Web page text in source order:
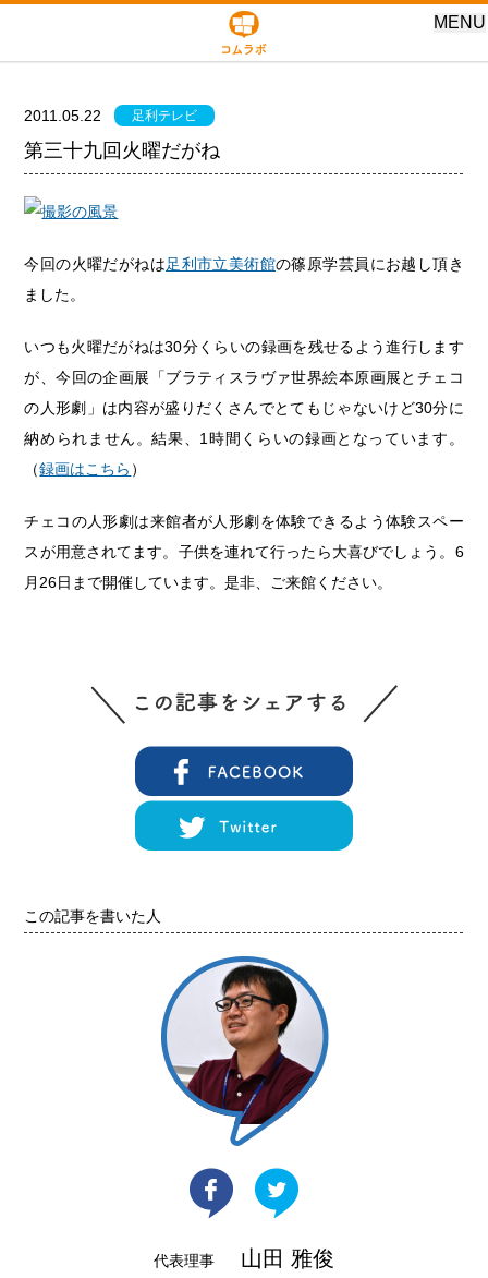
MENU
2011.05.22 足利テレビ
第三十九回火曜だがね
今回の火曜だがねは足利市立美術館の篠原学芸員にお越し頂き
ました。
いつも火曜だがねは30分くらいの録画を残せるよう進行します
が、今回の企画展「ブラティスラヴァ世界絵本原画展とチェコ
の人形劇」は内容が盛りだくさんでとてもじゃないけど30分に
納められません。結果、1時間くらいの録画となっています。
（録画はこちら ）
チェコの人形劇は来館者が人形劇を体験できるよう体験スペー
スが用意されてます。子供を連れて行ったら大喜びでしょう。6
月26日まで開催しています。是非、ご来館ください。
この記事を書いた人
代表理事 山田 雅俊